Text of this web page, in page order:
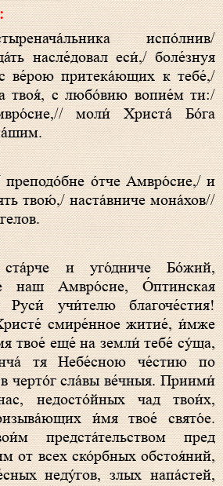
насле́довал еси́,/ боле́знуя
ве́рою притека́ющих к тебе́,/
твоя́, с любо́вию вопие́м ти:/
моли́ Христа́ Бо́га
твою́,/ наста́вниче мона́хов//
наш Амвро́сие, О́птинская
учи́телю благоче́стия!
смире́нное житие́, и́мже
твое́ еще́ на земли́ тебе́ су́ща,
тя Небе́сною че́стию по
черто́г сла́вы ве́чныя. Приими́
недосто́йных чад твои́х,
и́мя твое́ свято́е.
предста́тельством пред
от всех ско́рбных обстоя́ний,
неду́гов, злых напа́стей,